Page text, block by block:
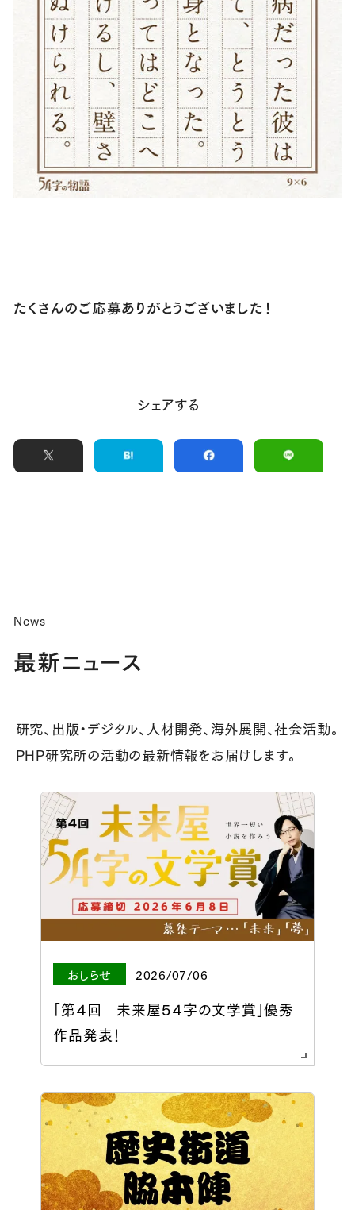
たくさんのご応募ありがとうございました！
シェアする
News
最新ニュース
研究、出版・デジタル、人材開発、海外展開、社会活動。
PHP研究所の活動の最新情報をお届けします。
おしらせ 2026/07/06
「第４回 未来屋５４字の文学賞」優秀
作品発表！